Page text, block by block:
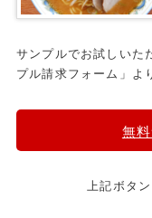
サンプルでお試しいた
プル請求フォーム」よ
無
上記ボタ